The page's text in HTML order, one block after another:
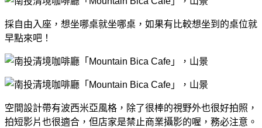
採自由入座，想坐哪桌就坐哪桌，如果有比較想坐到的桌位就
早點來吧！
空間設計帶有波西米亞風格，除了很棒的視野外也很好拍照，
拍短影片也很適合，但店家是禁止商業攝影的喔，務必注意。